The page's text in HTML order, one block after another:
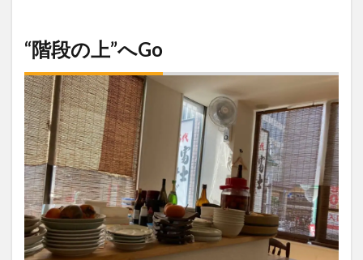
“階段の上”へGo